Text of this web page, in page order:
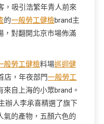
，吸引浩繁年青人前來
的一般勞工健檢brand主
，對翻開北京市場佈滿
般勞工健檢料場巡迴健
店，年夜部門一般勞工
來自上海的小眾brand。
辦人李承喜精選了旗下
氣的產物，五顏六色的